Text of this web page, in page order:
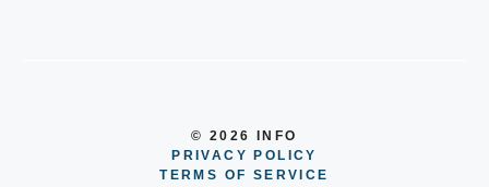
© 2026 INFO
PRIVACY POLICY
TERMS OF SERVICE